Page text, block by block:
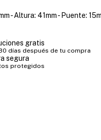
- Altura: 41mm - Puente:
gratis
días después de tu compra
segura
protegidos